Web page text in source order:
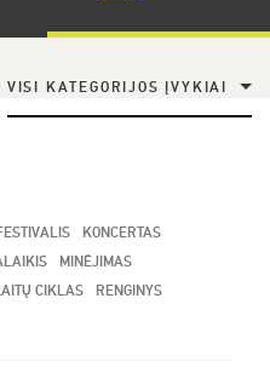
VISI KATEGORIJOS ĮVYKIAI
KONCERTAS
MINĖJIMAS
CIKLAS
RENGINYS